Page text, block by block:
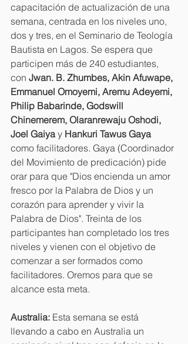
capacitación de actualización de una
semana, centrada en los niveles uno,
dos y tres, en el Seminario de Teología
Bautista en Lagos. Se espera que
participen más de 240 estudiantes,
con Jwan. B. Zhumbes, Akin Afuwape,
Emmanuel Omoyemi, Aremu Adeyemi,
Philip Babarinde, Godswill
Chinemerem, Olaranrewaju Oshodi,
Joel Gaiya y Hankuri Tawus Gaya
como facilitadores. Gaya (Coordinador
del Movimiento de predicación) pide
orar para que "Dios encienda un amor
fresco por la Palabra de Dios y un
corazón para aprender y vivir la
Palabra de Dios". Treinta de los
participantes han completado los tres
niveles y vienen con el objetivo de
comenzar a ser formados como
facilitadores. Oremos para que se
alcance esta meta.
Australia: Esta semana se está
llevando a cabo en Australia un